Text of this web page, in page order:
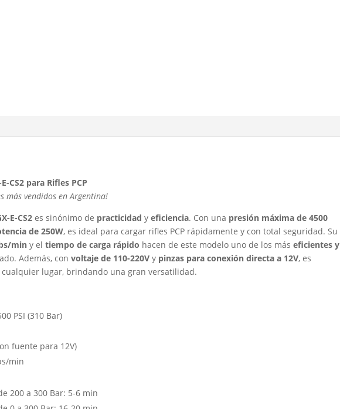
CS2 para Rifles PCP
más vendidos en Argentina!
E-CS2 es sinónimo de practicidad yeficiencia. Con una presión máxima de 4500
de 250W, es ideal para cargar rifles PCP rápidamente y con total seguridad. Su
min y eltiempo de carga rápido hacen de este modelo uno de los máseficientes y
Además, convoltaje de 110-220V y pinzas para conexión directa a 12V, es
lugar, brindando una gran versatilidad.
PSI (310 Bar)
fuente para 12V)
min
200 a 300 Bar: 5-6 min